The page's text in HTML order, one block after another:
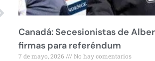
Canadá: Secesionistas de
firmas para referéndum
7 de mayo, 2026 No hay comentarios